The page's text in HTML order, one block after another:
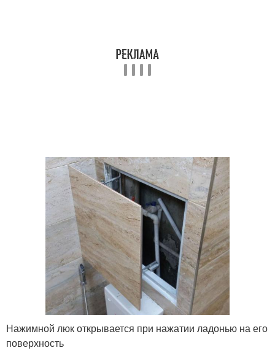
Нажимной люк открывается при нажатии ладонью на его
поверхность